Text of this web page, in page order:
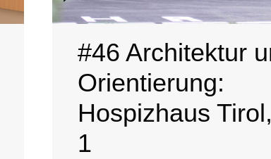
#46 Architektur
Orientierung:
Hospizhaus
1